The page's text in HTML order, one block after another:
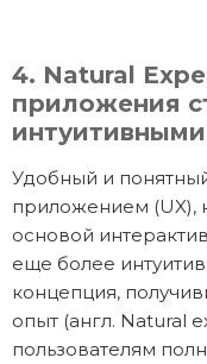
4. Natural
приложения
интуитивными
Удобный и
приложением (UX),
основой
еще более
концепция,
опыт (англ. Natural
пользователям